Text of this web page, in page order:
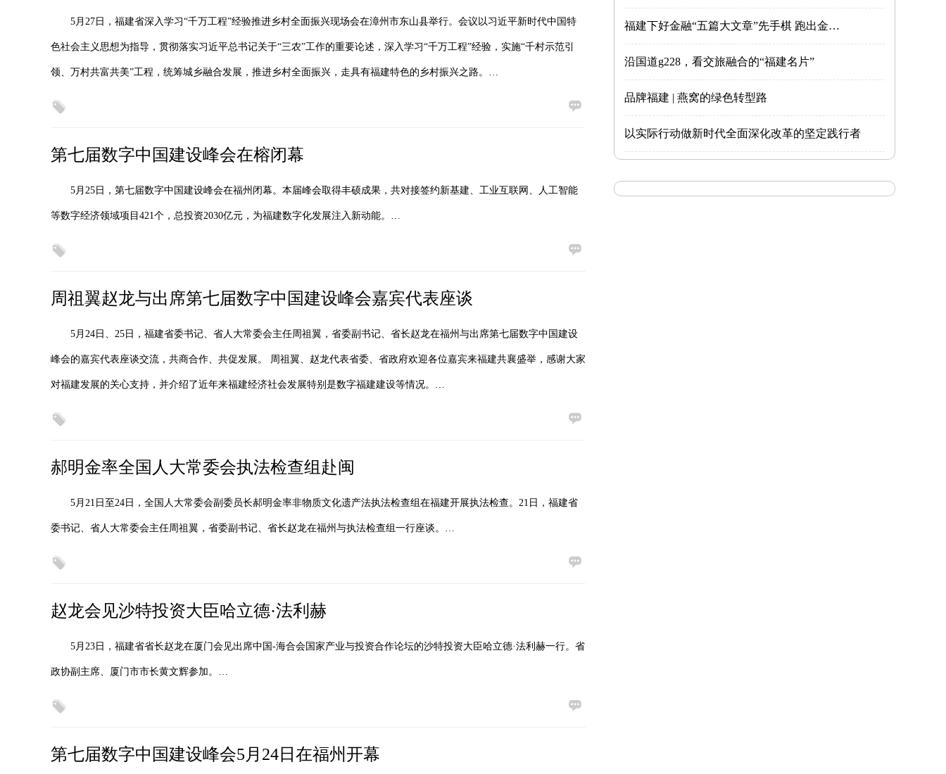
5月27日，福建省深入学习“千万工程”经验推进乡村全面振兴现场会在漳州市东山县举行。会议以习近平新时代中国特
色社会主义思想为指导，贯彻落实习近平总书记关于“三农”工作的重要论述，深入学习“千万工程”经验，实施“千村示范引
领、万村共富共美”工程，统筹城乡融合发展，推进乡村全面振兴，走具有福建特色的乡村振兴之路。…
第七届数字中国建设峰会在榕闭幕
5月25日，第七届数字中国建设峰会在福州闭幕。本届峰会取得丰硕成果，共对接签约新基建、工业互联网、人工智能
等数字经济领域项目421个，总投资2030亿元，为福建数字化发展注入新动能。…
周祖翼赵龙与出席第七届数字中国建设峰会嘉宾代表座谈
5月24日、25日，福建省委书记、省人大常委会主任周祖翼，省委副书记、省长赵龙在福州与出席第七届数字中国建设
峰会的嘉宾代表座谈交流，共商合作、共促发展。 周祖翼、赵龙代表省委、省政府欢迎各位嘉宾来福建共襄盛举，感谢大家
对福建发展的关心支持，并介绍了近年来福建经济社会发展特别是数字福建建设等情况。…
郝明金率全国人大常委会执法检查组赴闽
5月21日至24日，全国人大常委会副委员长郝明金率非物质文化遗产法执法检查组在福建开展执法检查。21日，福建省
委书记、省人大常委会主任周祖翼，省委副书记、省长赵龙在福州与执法检查组一行座谈。…
赵龙会见沙特投资大臣哈立德·法利赫
5月23日，福建省省长赵龙在厦门会见出席中国-海合会国家产业与投资合作论坛的沙特投资大臣哈立德·法利赫一行。省
政协副主席、厦门市市长黄文辉参加。…
第七届数字中国建设峰会5月24日在福州开幕
福建下好金融“五篇大文章”先手棋 跑出金…
沿国道g228，看交旅融合的“福建名片”
品牌福建 | 燕窝的绿色转型路
以实际行动做新时代全面深化改革的坚定践行者